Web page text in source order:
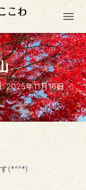
ナ
:2025年11月16日
(*^^*)